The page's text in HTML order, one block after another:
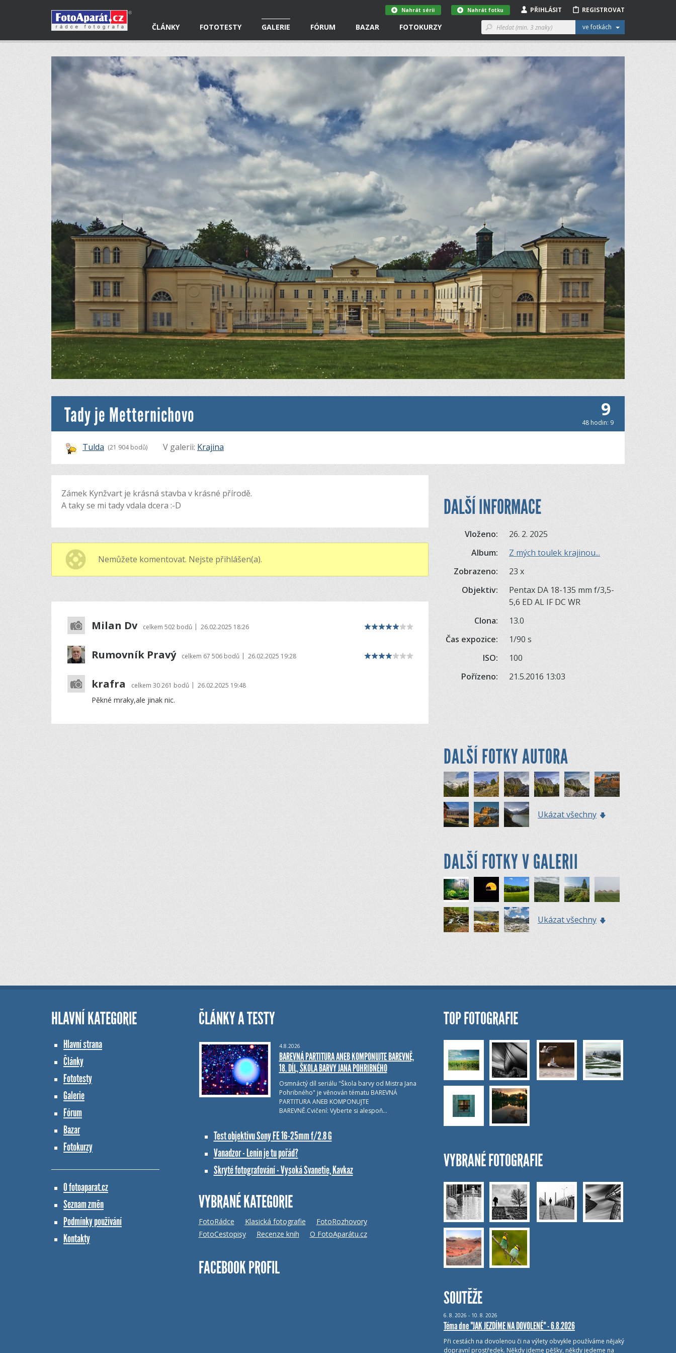
ČLÁNKY FOTOTESTY GALERIE FÓRUM BAZAR FOTOKURZY ve fotkách
REGISTROVAT
PŘIHLÁSIT
Nahrát fotku
Nahrát sérii
Tady je Metternichovo 9
48 hodin: 9
Tulda (21 904 bodů) V galerii: Krajina
Zámek Kynžvart je krásná stavba v krásné přírodě.
A taky se mi tady vdala dcera :-D
Nemůžete komentovat. Nejste přihlášen(a).
Milan Dv celkem 502 bodů | 26.02.2025 18:26
Rumovník Pravý celkem 67 506 bodů | 26.02.2025 19:28
krafra celkem 30 261 bodů | 26.02.2025 19:48
Pěkné mraky,ale jinak nic.
DALŠÍ INFORMACE
Vloženo:
26. 2. 2025
Album:
Z mých toulek krajinou...
Zobrazeno:
23 x
Objektiv:
Pentax DA 18-135 mm f/3,5-
5,6 ED AL IF DC WR
Clona:
13.0
Čas expozice:
1/90 s
ISO:
100
Pořízeno:
21.5.2016 13:03
DALŠÍ FOTKY AUTORA
Ukázat všechny
DALŠÍ FOTKY V GALERII
Ukázat všechny
HLAVNÍ KATEGORIE
Hlavní strana
Články
Fototesty
Galerie
Fórum
Bazar
Fotokurzy
O fotoaparat.cz
Seznam změn
Podmínky používání
Kontakty
ČLÁNKY A TESTY
4.8.2026
BAREVNÁ PARTITURA ANEB KOMPONUJTE BAREVNĚ,
18. DÍL, ŠKOLA BARVY JANA POHRIBNÉHO
Osmnáctý díl seriálu "Škola barvy od Mistra Jana
Pohribného" je věnován tématu BAREVNÁ
PARTITURA ANEB KOMPONUJTE
BAREVNĚ.Cvičení: Vyberte si alespoň…
Test objektivu Sony FE 16-25mm f/2.8 G
Vanadzor - Lenin je tu pořád?
Skryté fotografování - Vysoká Svanetie, Kavkaz
VYBRANÉ KATEGORIE
FotoRádce Klasická fotografie
FotoRozhovory
FotoCestopisy
Recenze knih O FotoAparátu.cz
FACEBOOK PROFIL
TOP FOTOGRAFIE
VYBRANÉ FOTOGRAFIE
SOUTĚŽE
6. 8. 2026 - 10. 8. 2026
Téma dne "JAK JEZDÍME NA DOVOLENÉ" - 6.8.2026
Při cestách na dovolenou či na výlety obvykle používáme nějaký
dopravní prostředek. Někdy jdeme pěšky, někdy jedeme na